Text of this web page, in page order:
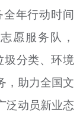
全年行动时间
愿服务队，
圾分类、环境
，助力全国文
泛动员新业态